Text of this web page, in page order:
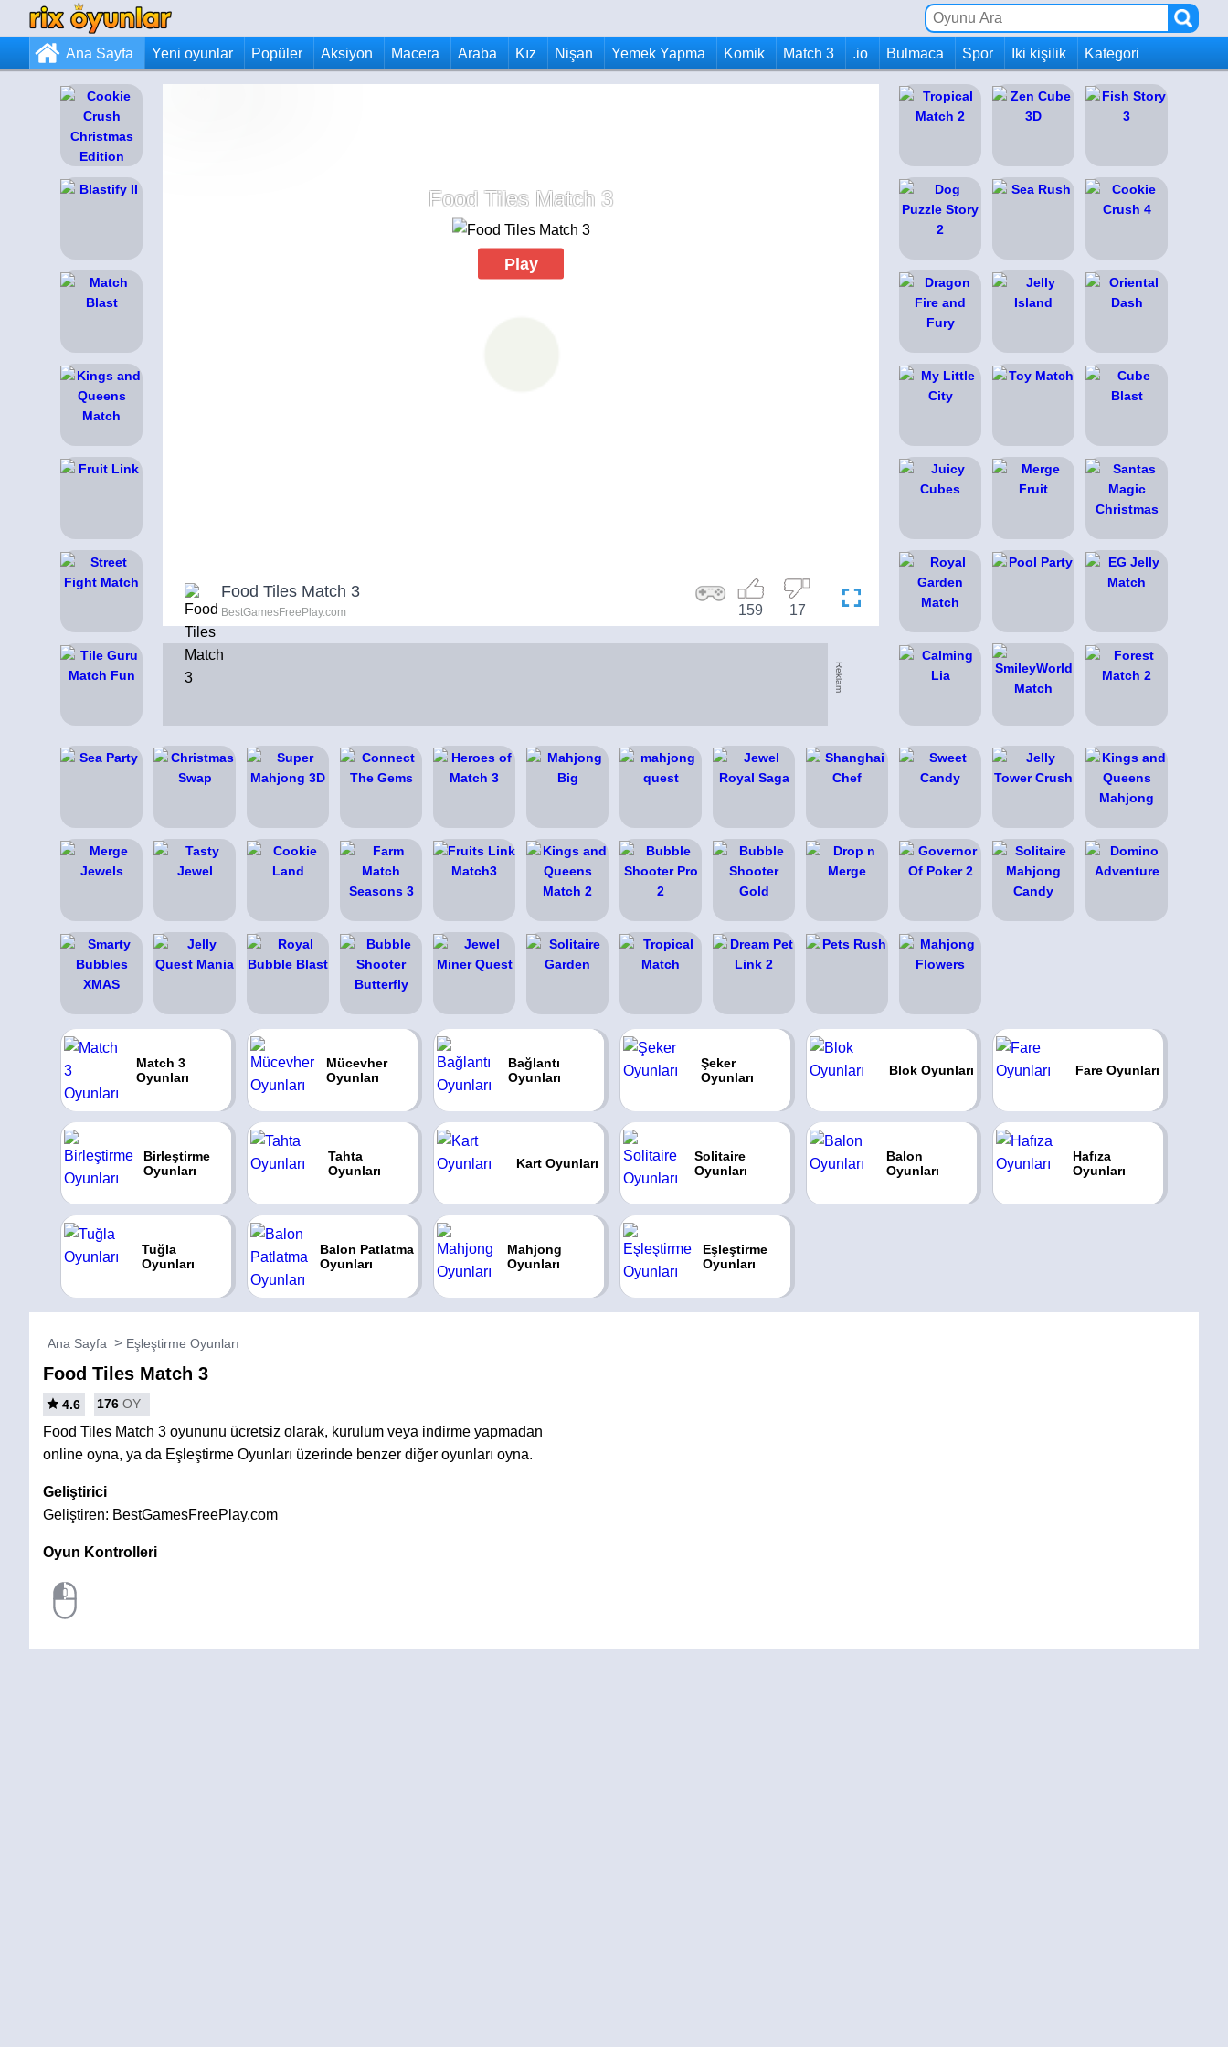
Ana Sayfa Yeni oyunlar Popüler Aksiyon Macera Araba Kız Nişan Yemek Yapma Komik Match 3 .io Bulmaca Spor Iki kişilik Kategori
Food Tiles Match 3
Play
Food Tiles Match 3
BestGamesFreePlay.com 17
159
Reklam
Match 3
Oyunları
Mücevher
Oyunları
Bağlantı
Oyunları
Şeker
Oyunları
Blok Oyunları Fare Oyunları
Birleştirme
Oyunları
Tahta
Oyunları
Kart Oyunları
Solitaire
Oyunları
Balon
Oyunları
Hafıza
Oyunları
Tuğla
Oyunları
Balon Patlatma
Oyunları
Mahjong
Oyunları
Eşleştirme
Oyunları
Ana Sayfa Eşleştirme Oyunları
Food Tiles Match 3
4.6 176 OY
Food Tiles Match 3 oyununu ücretsiz olarak, kurulum veya indirme yapmadan
online oyna, ya da Eşleştirme Oyunları üzerinde benzer diğer oyunları oyna.
Geliştirici
Geliştiren: BestGamesFreePlay.com
Oyun Kontrolleri